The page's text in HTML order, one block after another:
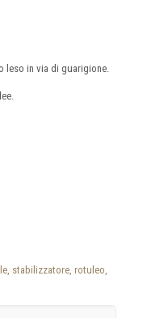
leso in via di guarigione.
stabilizzatore, rotuleo,